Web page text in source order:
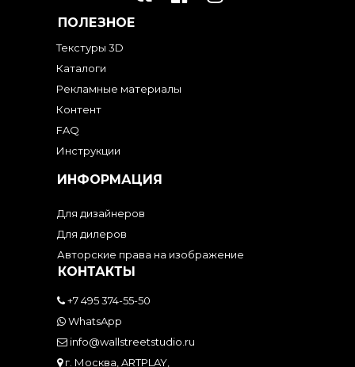
ПОЛЕЗНОЕ
Текстуры 3D
Каталоги
Рекламные материалы
Контент
FAQ
Инструкции
ИНФОРМАЦИЯ
Для дизайнеров
Для дилеров
Авторские права на изображение
КОНТАКТЫ
+7 495 374-55-50
WhatsApp
info@wallstreetstudio.ru
г. Москва, ARTPLAY,